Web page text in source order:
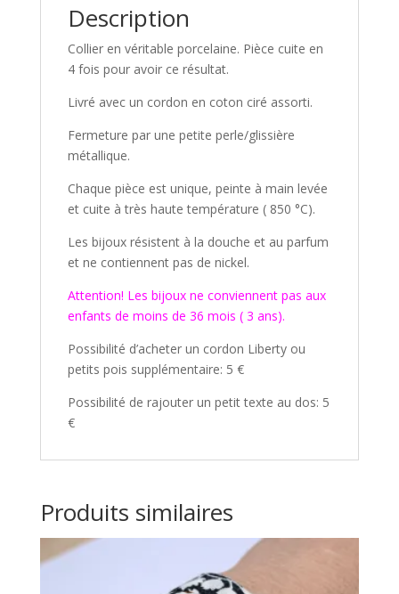
Description
Collier en véritable porcelaine. Pièce cuite en
4 fois pour avoir ce résultat.
Livré avec un cordon en coton ciré assorti.
Fermeture par une petite perle/glissière
métallique.
Chaque pièce est unique, peinte à main levée
et cuite à très haute température ( 850 °C).
Les bijoux résistent à la douche et au parfum
et ne contiennent pas de nickel.
Attention! Les bijoux ne conviennent pas aux
enfants de moins de 36 mois ( 3 ans).
Possibilité d’acheter un cordon Liberty ou
petits pois supplémentaire: 5 €
Possibilité de rajouter un petit texte au dos: 5
€
Produits similaires